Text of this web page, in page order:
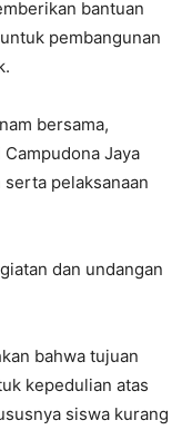
bantuan
pembangunan
bersama,
Jaya
pelaksanaan
dan undangan
bahwa tujuan
kepedulian atas
siswa kurang